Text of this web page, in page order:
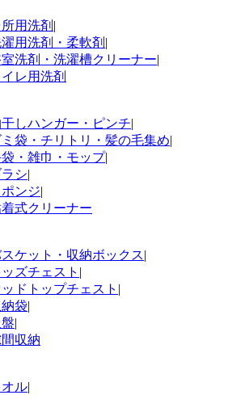
用洗剤 |
用洗剤・柔軟剤 |
洗剤・洗濯槽クリーナー|
イレ用洗剤
しハンガー・ピンチ|
ミ袋・チリトリ・髪の毛集め|
・雑巾・モップ|
シ|
ポンジ|
式クリーナー
ケット・収納ボックス|
ズチェスト |
ッドトップチェスト |
袋|
|
間収納
オル|